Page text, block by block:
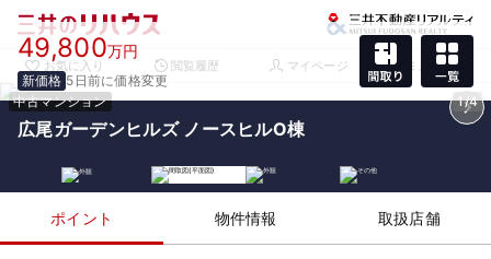
お気に入り 閲覧履歴 マイページ メニュー
中古マンション 1/4
49,800万円
新価格 5日前に価格変更
広尾ガーデンヒルズ ノースヒルO棟
ポイント 物件情報 取扱店舗